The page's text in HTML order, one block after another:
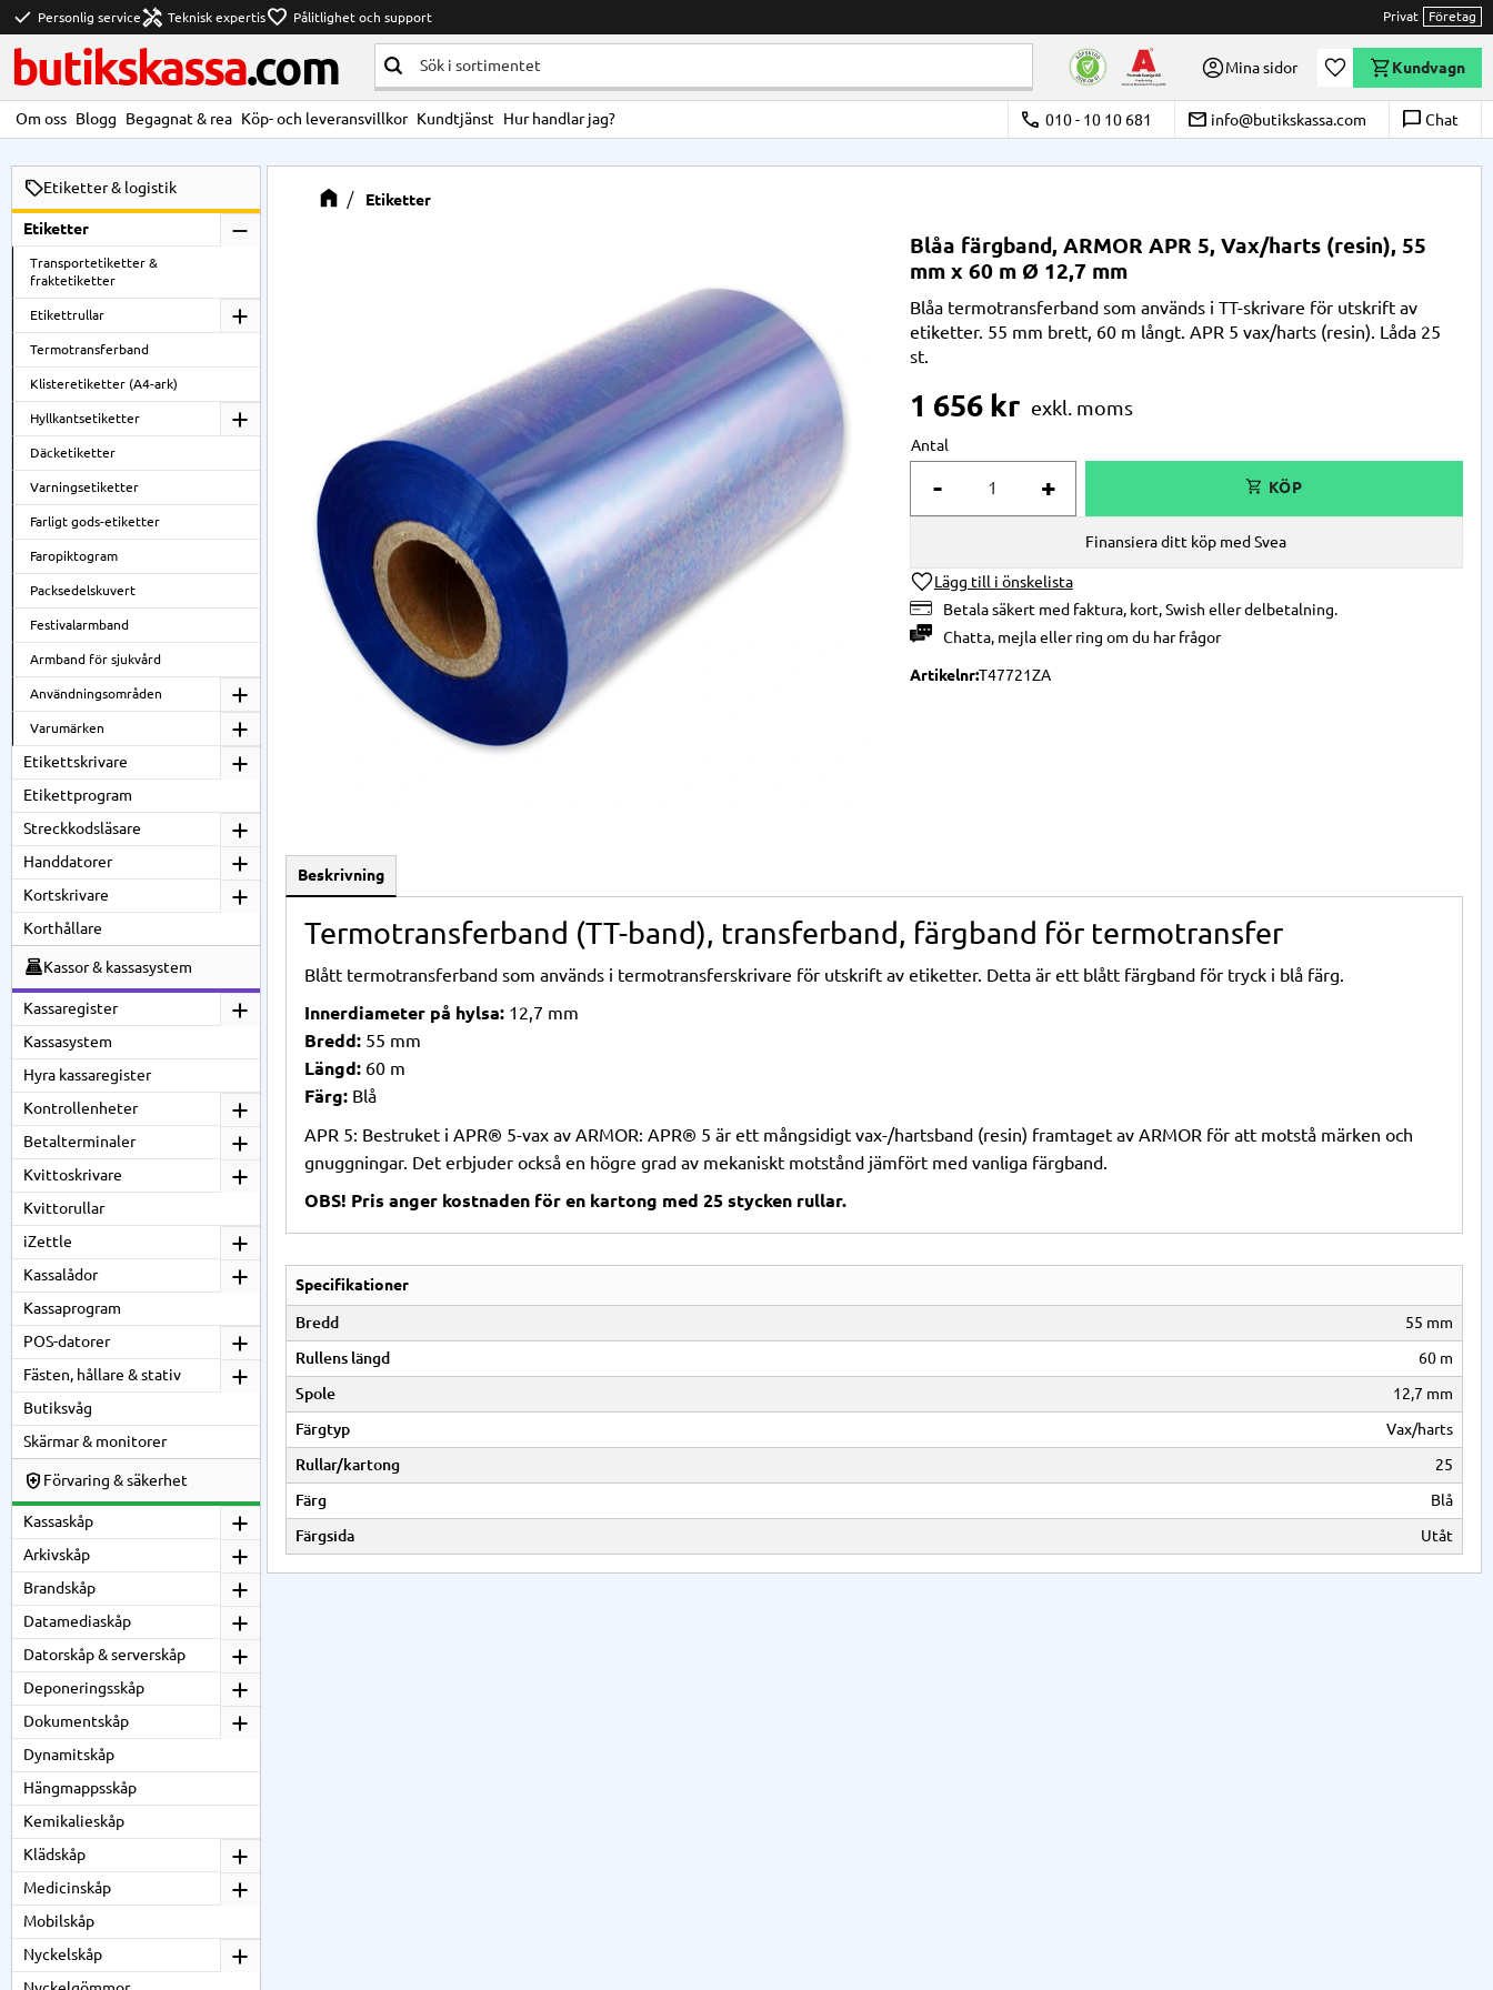
check Personlig servicehandyman Teknisk expertisfavorite Pålitlighet och support Privat Företag
butikskassa.com Mina sidor Önskelista
Kundvagn
Om oss Blogg Begagnat & rea Köp- och leveransvillkor Kundtjänst Hur handlar jag? call 010 - 10 10 681 email info@butikskassa.com chat_bubble_outline Chat
Etiketter
Blåa färgband, ARMOR APR 5, Vax/harts (resin), 55
mm x 60 m Ø 12,7 mm
Blåa termotransferband som används i TT-skrivare för utskrift av
etiketter. 55 mm brett, 60 m långt. APR 5 vax/harts (resin). Låda 25
st.
1 656kr
Antal
+
-
Lägg till i önskelista
Betala säkert med faktura, kort, Swish eller delbetalning.
Chatta, mejlaellerring om du har frågor
Finansiera ditt köp med Svea
ArtikelnrT47721ZA
Beskrivning
Termotransferband (TT-band), transferband, färgband för termotransfer
Blått termotransferband som används i termotransferskrivare för utskrift av etiketter. Detta är ett blått färgband för tryck i blå färg.
Innerdiameter på hylsa: 12,7 mm
Bredd: 55 mm
Längd: 60 m
Färg: Blå
APR 5: Bestruket i APR® 5-vax av ARMOR: APR® 5 är ett mångsidigt vax-/hartsband (resin) framtaget av ARMOR för att motstå märken och
gnuggningar. Det erbjuder också en högre grad av mekaniskt motstånd jämfört med vanliga färgband.
OBS! Pris anger kostnaden för en kartong med 25 stycken rullar.
Specifikationer
Bredd
55 mm
Rullens längd
60 m
Spole
12,7 mm
Färgtyp
Vax/harts
Rullar/kartong
25
Färg
Blå
Färgsida
Utåt
Etiketter & logistik
Etiketter
Transportetiketter &
fraktetiketter
Etikettrullar
Termotransferband
Klisteretiketter (A4-ark)
Hyllkantsetiketter
Däcketiketter
Varningsetiketter
Farligt gods-etiketter
Faropiktogram
Packsedelskuvert
Festivalarmband
Armband för sjukvård
Användningsområden
Varumärken
Etikettskrivare
Etikettprogram
Streckkodsläsare
Handdatorer
Kortskrivare
Korthållare
Kassor & kassasystem
Kassaregister
Kassasystem
Hyra kassaregister
Kontrollenheter
Betalterminaler
Kvittoskrivare
Kvittorullar
iZettle
Kassalådor
Kassaprogram
POS-datorer
Fästen, hållare & stativ
Butiksvåg
Skärmar & monitorer
Förvaring & säkerhet
Kassaskåp
Arkivskåp
Brandskåp
Datamediaskåp
Datorskåp & serverskåp
Deponeringsskåp
Dokumentskåp
Dynamitskåp
Hängmappsskåp
Kemikalieskåp
Klädskåp
Medicinskåp
Mobilskåp
Nyckelskåp